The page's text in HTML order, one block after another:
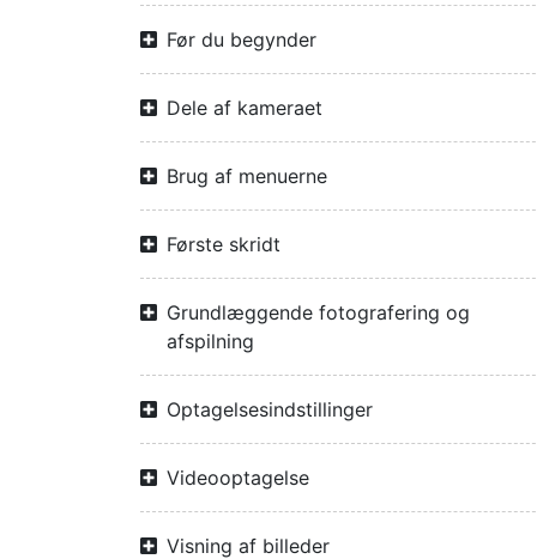
Før du begynder
Dele af kameraet
Brug af menuerne
Første skridt
Grundlæggende fotografering og
afspilning
Optagelsesindstillinger
Videooptagelse
Visning af billeder